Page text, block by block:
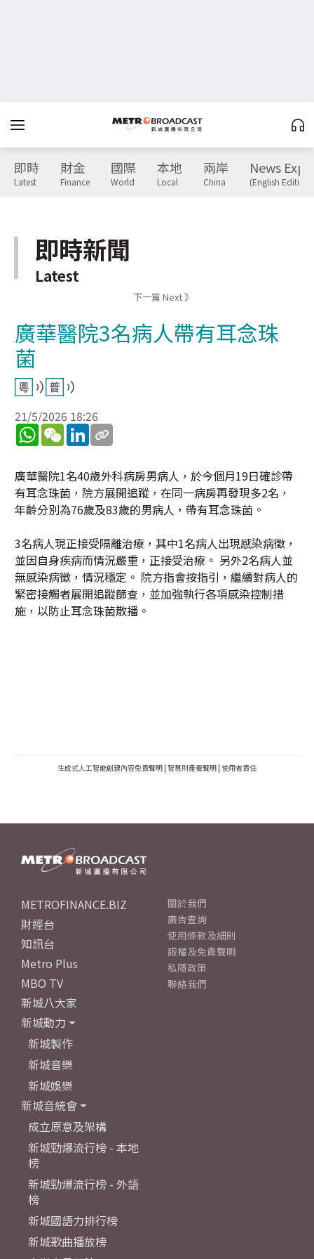
即時
Latest
財金
Finance
國際
World
本地
Local
兩岸
China
News
(English Edition)
即時新聞
Latest
下一篇 Next 》
廣華醫院3名病人帶有耳念珠
菌
21/5/2026 18:26
WhatsApp
WeChatLinkedIn
廣華醫院1名40歲外科病房男病人，於今個月19日確診帶
有耳念珠菌，院方展開追蹤，在同一病房再發現多2名，
年齡分別為76歲及83歲的男病人，帶有耳念珠菌。
3名病人現正接受隔離治療，其中1名病人出現感染病徵，
並因自身疾病而情況嚴重，正接受治療。 另外2名病人並
無感染病徵，情況穩定。 院方指會按指引，繼續對病人的
緊密接觸者展開追蹤篩查，並加強執行各項感染控制措
施，以防止耳念珠菌散播。
生成式人工智能創建內容免責聲明 | 智慧財產權聲明 | 使用者責任
METROFINANCE.BIZ
財經台
知訊台
Metro Plus
MBO TV
新城八大家
新城動力
新城製作
新城音樂
新城娛樂
新城音統會
成立原意及架構
新城勁爆流行榜 - 本地
榜
新城勁爆流行榜 - 外語
榜
新城國語力排行榜
新城歌曲播放榜
關於我們
廣告查詢
使用條款及細則
版權及免責聲明
私隱政策
聯絡我們